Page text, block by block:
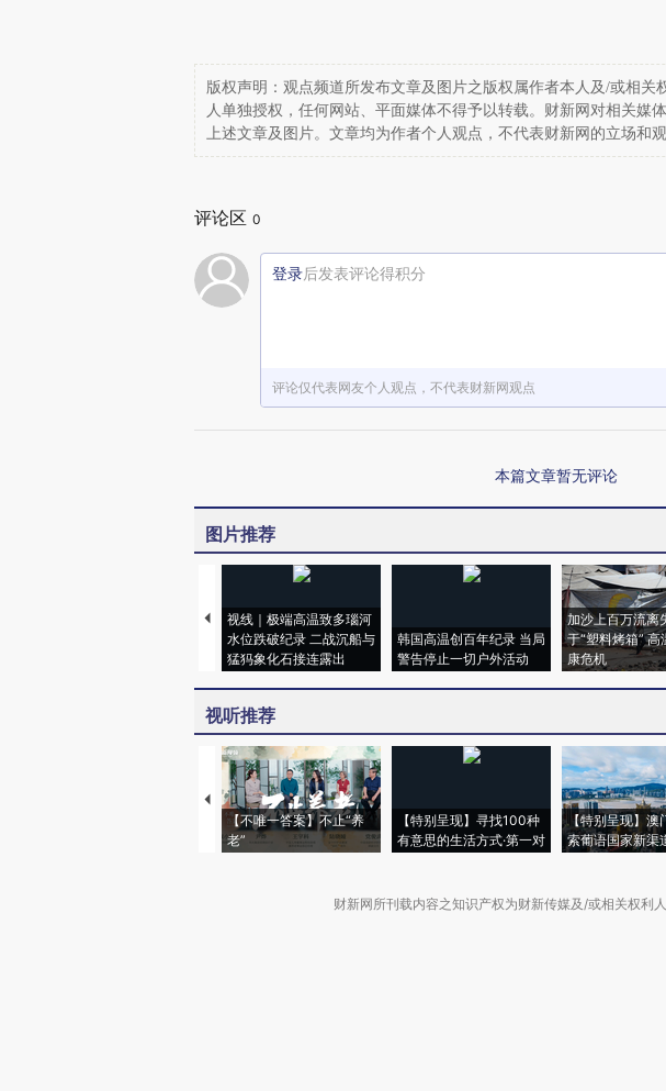
版权声明：观点频道所发布文章及图片之版权属作者本人及/或相关
人单独授权，任何网站、平面媒体不得予以转载。财新网对相关媒
上述文章及图片。文章均为作者个人观点，不代表财新网的立场和观
评论区 0
登录后发表评论得积分
评论仅代表网友个人观点，不代表财新网观点
本篇文章暂无评论
图片推荐
视线｜极端高温致多瑙河
水位跌破纪录 二战沉船与
猛犸象化石接连露出
韩国高温创百年纪录 当局
警告停止一切户外活动
加沙上百万流离
于“塑料烤箱” 高
康危机
视听推荐
【不唯一答案】不止“养
老”
【特别呈现】寻找100种
有意思的生活方式·第一对
【特别呈现】澳
索葡语国家新渠
财新网所刊载内容之知识产权为财新传媒及/或相关权利